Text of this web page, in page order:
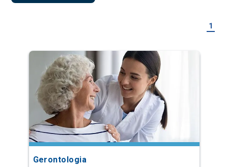
1
Gerontologia